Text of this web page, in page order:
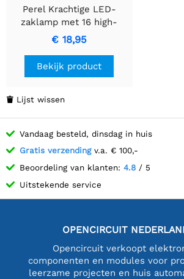
Perel Krachtige LED-
zaklamp met 16 high-
intensity LEDs.
€ 18,95
Bekijk product
 Lijst wissen
Vandaag besteld, dinsdag in huis
Gratis verzendingv.a. € 100,-
Beoordeling van klanten: 4.8 / 5
Uitstekende service
OPENCIRCUIT
Opencircuit verkoopt
componenten en modules voor
leerzame projecten en huis